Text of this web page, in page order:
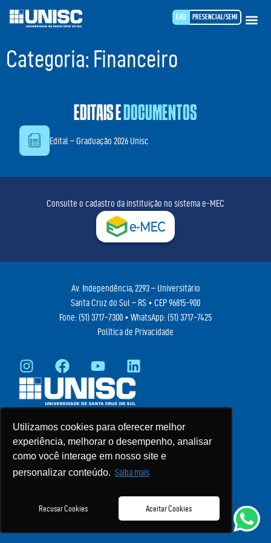
Utilizamos cookies para oferecer melhor
experiência, melhorar o desempenho, analisar
como você interage em nosso site e
personalizar conteúdo. Saiba mais
Recusar Cookies Aceitar Cookies
EAD PRESENCIAL/SEMI
Categoria: Financeiro
EDITAIS E DOCUMENTOS
Edital – Graduação 2026 Unisc
Consulte o cadastro da instituição no sistema e-MEC
Av. Independência, 2293 – Universitário
Santa Cruz do Sul – RS • CEP 96815-900
Fone: (51) 3717-7300 • WhatsApp: (51) 3717-7425
Política de Privacidade